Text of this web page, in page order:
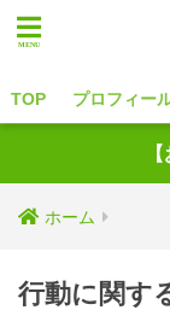
TOP プロフィー
ホーム
行動に関す